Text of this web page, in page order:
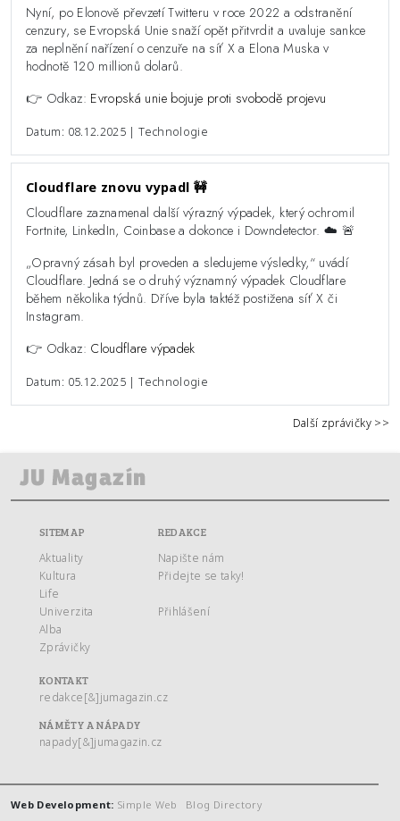
Nyní, po Elonově převzetí Twitteru v roce 2022 a odstranění
cenzury, se Evropská Unie snaží opět přitvrdit a uvaluje sankce
za neplnění nařízení o cenzuře na síť X a Elona Muska v
hodnotě 120 millionů dolarů.
👉 Odkaz: Evropská unie bojuje proti svobodě projevu
Datum: 08.12.2025 | Technologie
Cloudflare znovu vypadl 🚧
Cloudflare zaznamenal další výrazný výpadek, který ochromil
Fortnite, LinkedIn, Coinbase a dokonce i Downdetector. ☁️ 🚨
„Opravný zásah byl proveden a sledujeme výsledky,“ uvádí
Cloudflare. Jedná se o druhý významný výpadek Cloudflare
během několika týdnů. Dříve byla taktéž postižena síť X či
Instagram.
👉 Odkaz: Cloudflare výpadek
Datum: 05.12.2025 | Technologie
Další zprávičky >>
SITEMAP
Aktuality
Kultura
Life
Univerzita
Alba
Zprávičky
REDAKCE
Napište nám
Přidejte se taky!
Přihlášení
KONTAKT
redakce[&]jumagazin.cz
NÁMĚTY A NÁPADY
napady[&]jumagazin.cz
Web Development: Simple Web Blog Directory